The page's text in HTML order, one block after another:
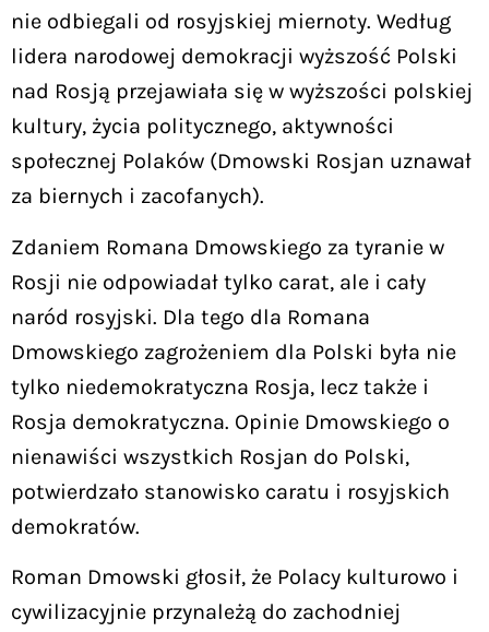
nie odbiegali od rosyjskiej miernoty. Według
lidera narodowej demokracji wyższość Polski
nad Rosją przejawiała się w wyższości polskiej
kultury, życia politycznego, aktywności
społecznej Polaków (Dmowski Rosjan uznawał
za biernych i zacofanych).
Zdaniem Romana Dmowskiego za tyranie w
Rosji nie odpowiadał tylko carat, ale i cały
naród rosyjski. Dla tego dla Romana
Dmowskiego zagrożeniem dla Polski była nie
tylko niedemokratyczna Rosja, lecz także i
Rosja demokratyczna. Opinie Dmowskiego o
nienawiści wszystkich Rosjan do Polski,
potwierdzało stanowisko caratu i rosyjskich
demokratów.
Roman Dmowski głosił, że Polacy kulturowo i
cywilizacyjnie przynależą do zachodniej